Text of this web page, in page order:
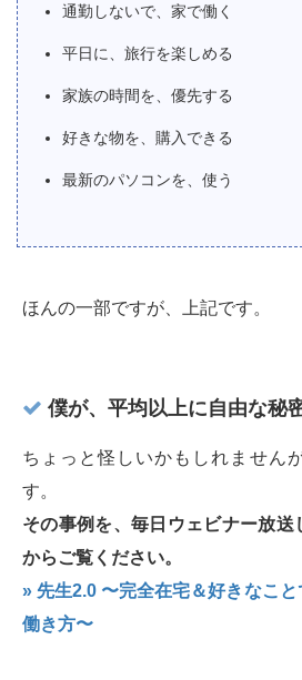
通勤しないで、家で働く
平日に、旅行を楽しめる
家族の時間を、優先する
好きな物を、購入できる
最新のパソコンを、使う
ほんの一部ですが、上記です。
僕が、平均以上に自由な秘
ちょっと怪しいかもしれません
す。
その事例を、毎日ウェビナー放送
からご覧ください。
» 先生2.0 〜完全在宅＆好きなこ
働き方〜